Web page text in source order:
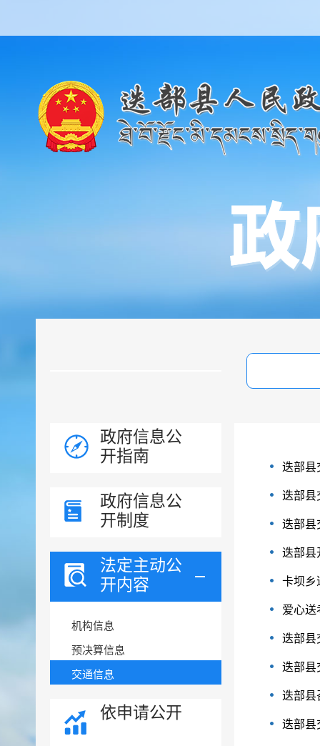
政府信息公
开指南
政府信息公
开制度
法定主动公
开内容
机构信息
预决算信息
交通信息
依申请公开
迭部县
迭部县
迭部县
迭部县
卡坝乡
爱心送
迭部县
迭部县
迭部县
迭部县